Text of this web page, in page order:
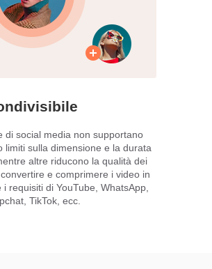
di social media non supportano
limiti sulla dimensione e la durata
altre riducono la qualità dei
e comprimere i video in
requisiti di YouTube, WhatsApp,
TikTok, ecc.